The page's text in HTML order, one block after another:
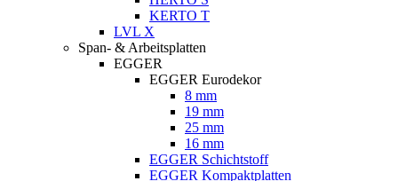
KERTO T
LVL X
Span- & Arbeitsplatten
EGGER
EGGER Eurodekor
8 mm
19 mm
25 mm
16 mm
EGGER Schichtstoff
EGGER Kompaktplatten